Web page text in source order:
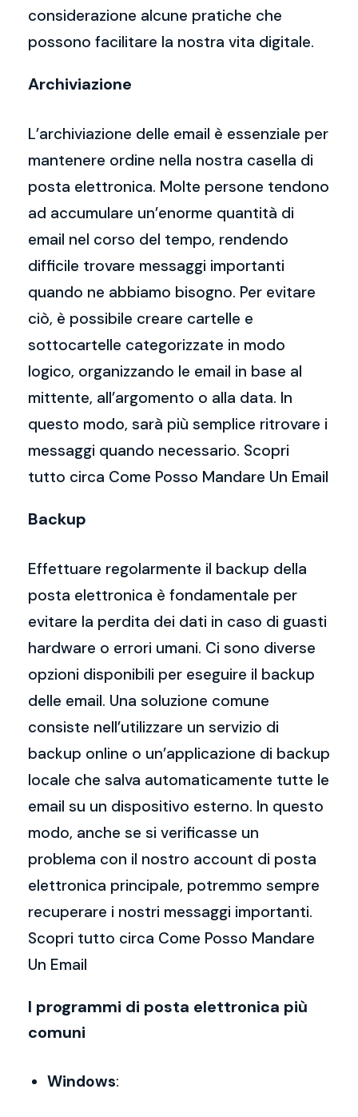
considerazione alcune pratiche che
possono facilitare la nostra vita digitale.
Archiviazione
L’archiviazione delle email è essenziale per
mantenere ordine nella nostra casella di
posta elettronica. Molte persone tendono
ad accumulare un’enorme quantità di
email nel corso del tempo, rendendo
difficile trovare messaggi importanti
quando ne abbiamo bisogno. Per evitare
ciò, è possibile creare cartelle e
sottocartelle categorizzate in modo
logico, organizzando le email in base al
mittente, all’argomento o alla data. In
questo modo, sarà più semplice ritrovare i
messaggi quando necessario. Scopri
tutto circa Come Posso Mandare Un Email
Backup
Effettuare regolarmente il backup della
posta elettronica è fondamentale per
evitare la perdita dei dati in caso di guasti
hardware o errori umani. Ci sono diverse
opzioni disponibili per eseguire il backup
delle email. Una soluzione comune
consiste nell’utilizzare un servizio di
backup online o un’applicazione di backup
locale che salva automaticamente tutte le
email su un dispositivo esterno. In questo
modo, anche se si verificasse un
problema con il nostro account di posta
elettronica principale, potremmo sempre
recuperare i nostri messaggi importanti.
Scopri tutto circa Come Posso Mandare
Un Email
I programmi di posta elettronica più
comuni
Windows: